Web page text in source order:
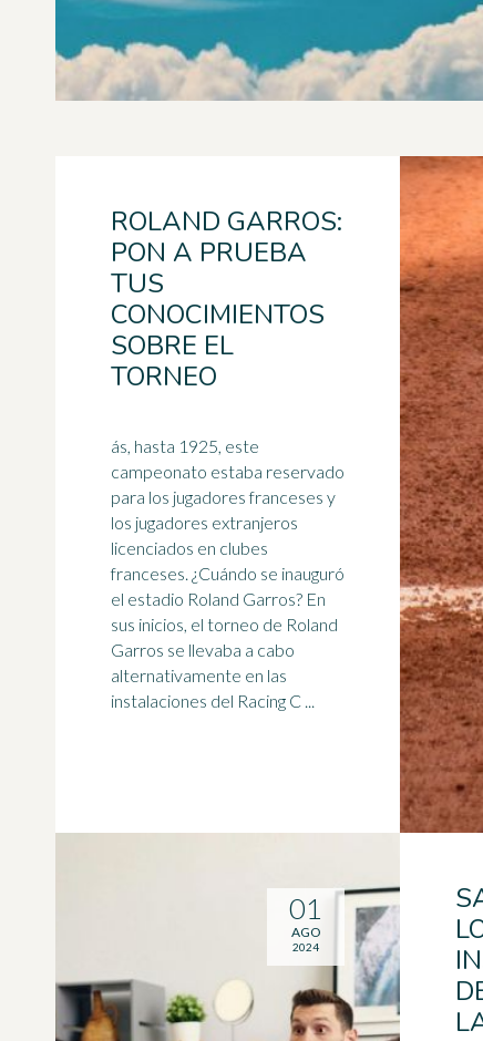
ROLAND GARROS:
PON A PRUEBA
TUS
CONOCIMIENTOS
SOBRE EL
TORNEO
ás, hasta 1925, este
campeonato estaba reservado
para los jugadores franceses y
los jugadores extranjeros
licenciados en clubes
franceses. ¿Cuándo se inauguró
el estadio Roland Garros? En
sus inicios, el torneo de Roland
Garros se llevaba a cabo
alternativamente en las
instalaciones del Racing C ...
01
AGO
2024